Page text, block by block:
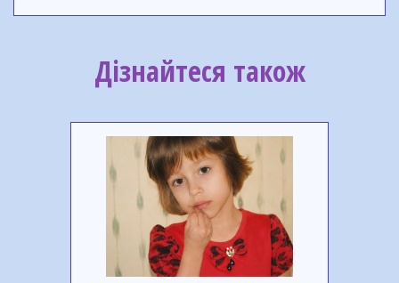
Дізнайтеся також